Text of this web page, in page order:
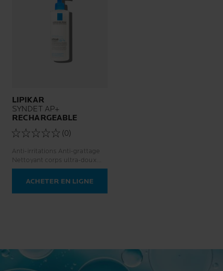
LIPIKAR
SYNDET AP+
RECHARGEABLE
(0)
Anti-irritations Anti-grattage
Nettoyant corps ultra-doux
Visage et corps
ACHETER EN LIGNE